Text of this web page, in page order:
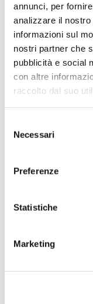
annunci, per
analizzare il
informazioni sul
nostri partner che
pubblicità e social
con altre
raccolto dal suo
delNecessari
Preferenze
Statistiche
Marketing